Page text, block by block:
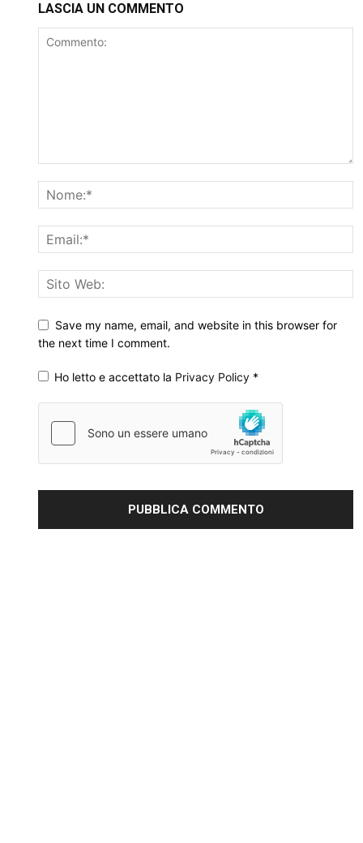
LASCIA UN COMMENTO
Save my name, email, and website in this browser for
the next time I comment.
Ho letto e accettato la Privacy Policy *